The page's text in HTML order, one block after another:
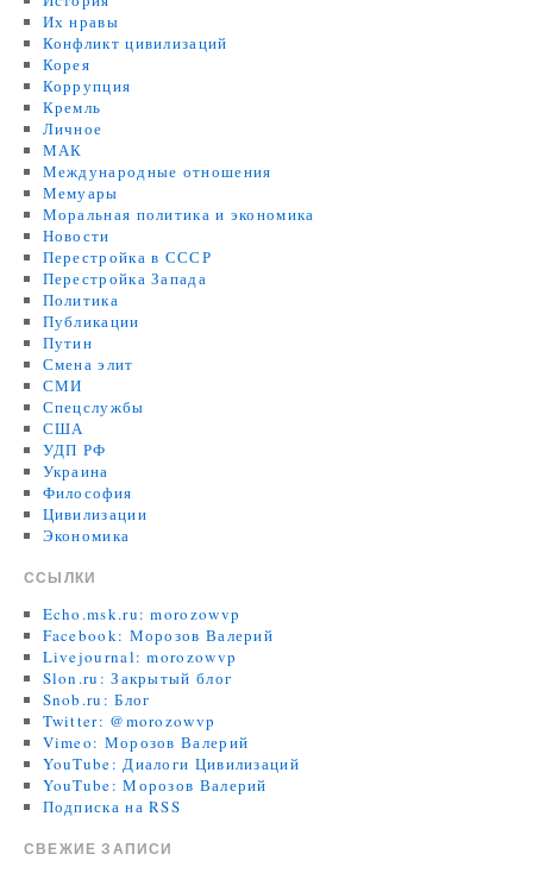
Их нравы
Конфликт цивилизаций
Корея
Коррупция
Кремль
Личное
МАК
Международные отношения
Мемуары
Моральная политика и экономика
Новости
Перестройка в СССР
Перестройка Запада
Политика
Публикации
Путин
Смена элит
СМИ
Спецслужбы
США
УДП РФ
Украина
Философия
Цивилизации
Экономика
ССЫЛКИ
Echo.msk.ru: morozowvp
Facebook: Морозов Валерий
Livejournal: morozowvp
Slon.ru: Закрытый блог
Snob.ru: Блог
Twitter: @morozowvp
Vimeo: Морозов Валерий
YouTube: Диалоги Цивилизаций
YouTube: Морозов Валерий
Подписка на RSS
СВЕЖИЕ ЗАПИСИ